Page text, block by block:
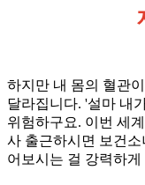
하지만 내 몸의 혈관
달라집니다. '설마 내
위험하구요. 이번 세
사 출근하시면 보건
어보시는 걸 강력하게